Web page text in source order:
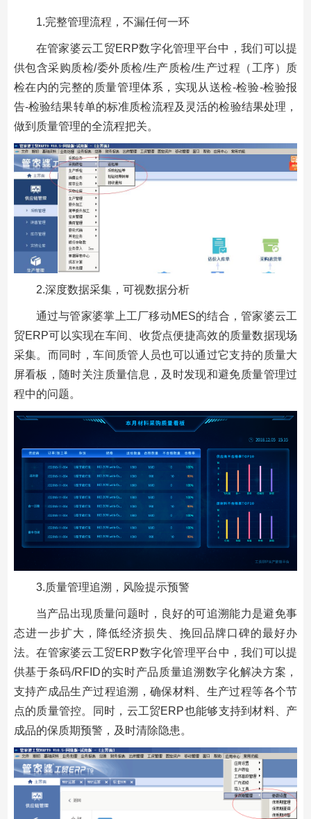
1.完整管理流程，不漏任何一环
在管家婆云工贸ERP数字化管理平台中，我们可以提
供包含采购质检/委外质检/生产质检/生产过程（工序）质
检在内的完整的质量管理体系，实现从送检-检验-检验报
告-检验结果转单的标准质检流程及灵活的检验结果处理，
做到质量管理的全流程把关。
2.深度数据采集，可视数据分析
通过与管家婆掌上工厂移动MES的结合，管家婆云工
贸ERP可以实现在车间、收货点便捷高效的质量数据现场
采集。而同时，车间质管人员也可以通过它支持的质量大
屏看板，随时关注质量信息，及时发现和避免质量管理过
程中的问题。
3.质量管理追溯，风险提示预警
当产品出现质量问题时，良好的可追溯能力是避免事
态进一步扩大，降低经济损失、挽回品牌口碑的最好办
法。在管家婆云工贸ERP数字化管理平台中，我们可以提
供基于条码/RFID的实时产品质量追溯数字化解决方案，
支持产成品生产过程追溯，确保材料、生产过程等各个节
点的质量管控。同时，云工贸ERP也能够支持到材料、产
成品的保质期预警，及时清除隐患。